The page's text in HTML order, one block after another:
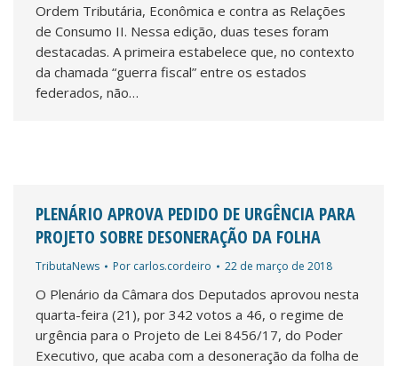
Ordem Tributária, Econômica e contra as Relações
de Consumo II. Nessa edição, duas teses foram
destacadas. A primeira estabelece que, no contexto
da chamada “guerra fiscal” entre os estados
federados, não…
PLENÁRIO APROVA PEDIDO DE URGÊNCIA PARA
PROJETO SOBRE DESONERAÇÃO DA FOLHA
TributaNews Por carlos.cordeiro 22 de março de 2018
O Plenário da Câmara dos Deputados aprovou nesta
quarta-feira (21), por 342 votos a 46, o regime de
urgência para o Projeto de Lei 8456/17, do Poder
Executivo, que acaba com a desoneração da folha de